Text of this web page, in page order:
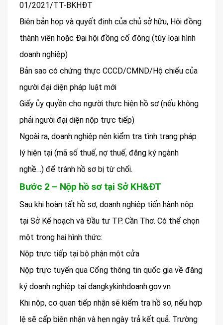
01/2021/TT-BKHĐT
Biên bản họp và quyết định của chủ sở hữu, Hội đồng
thành viên hoặc Đại hội đồng cổ đông (tùy loại hình
doanh nghiệp)
Bản sao có chứng thực CCCD/CMND/Hộ chiếu của
người đại diện pháp luật mới
Giấy ủy quyền cho người thực hiện hồ sơ (nếu không
phải người đại diện nộp trực tiếp)
Ngoài ra, doanh nghiệp nên kiểm tra tình trạng pháp
lý hiện tại (mã số thuế, nợ thuế, đăng ký ngành
nghề…) để tránh hồ sơ bị từ chối.
Bước 2 – Nộp hồ sơ tại Sở KH&ĐT
Sau khi hoàn tất hồ sơ, doanh nghiệp tiến hành nộp
tại Sở Kế hoạch và Đầu tư TP. Cần Thơ. Có thể chọn
một trong hai hình thức:
Nộp trực tiếp tại bộ phận một cửa
Nộp trực tuyến qua Cổng thông tin quốc gia về đăng
ký doanh nghiệp tại dangkykinhdoanh.gov.vn
Khi nộp, cơ quan tiếp nhận sẽ kiểm tra hồ sơ, nếu hợp
lệ sẽ cấp biên nhận và hẹn ngày trả kết quả. Trường